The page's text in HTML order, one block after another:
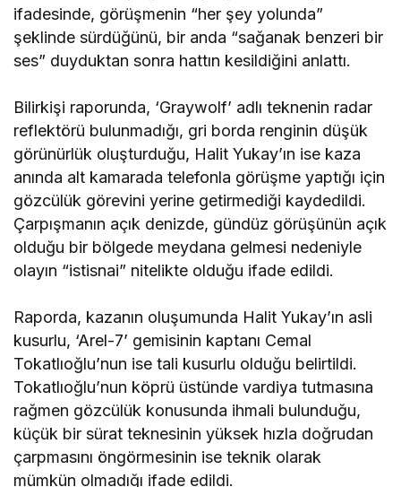
ifadesinde, görüşmenin “her şey yolunda”
şeklinde sürdüğünü, bir anda “sağanak benzeri bir
ses” duyduktan sonra hattın kesildiğini anlattı.
Bilirkişi raporunda, ‘Graywolf’ adlı teknenin radar
reflektörü bulunmadığı, gri borda renginin düşük
görünürlük oluşturduğu, Halit Yukay’ın ise kaza
anında alt kamarada telefonla görüşme yaptığı için
gözcülük görevini yerine getirmediği kaydedildi.
Çarpışmanın açık denizde, gündüz görüşünün açık
olduğu bir bölgede meydana gelmesi nedeniyle
olayın “istisnai” nitelikte olduğu ifade edildi.
Raporda, kazanın oluşumunda Halit Yukay’ın asli
kusurlu, ‘Arel-7’ gemisinin kaptanı Cemal
Tokatlıoğlu’nun ise tali kusurlu olduğu belirtildi.
Tokatlıoğlu’nun köprü üstünde vardiya tutmasına
rağmen gözcülük konusunda ihmali bulunduğu,
küçük bir sürat teknesinin yüksek hızla doğrudan
çarpmasını öngörmesinin ise teknik olarak
mümkün olmadığı ifade edildi.